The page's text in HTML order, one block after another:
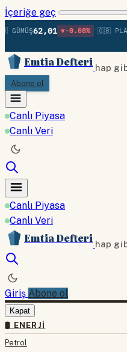
İçeriğe geç
62,01 ▼-0.08% •🇬🇧
Emtia Defteri hap
Abone ol
Canlı Piyasa
Canlı Veri
Canlı Piyasa
Canlı Veri
Emtia Defteri hap
Giriş Abone ol
Kapat
🛢 ENERJI
Petrol